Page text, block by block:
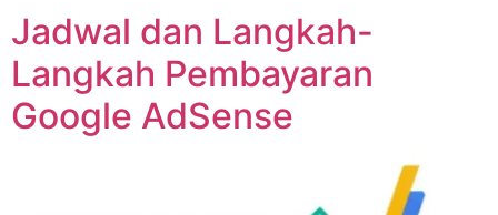
Jadwal dan Langkah-
Langkah Pembayaran
Google AdSense